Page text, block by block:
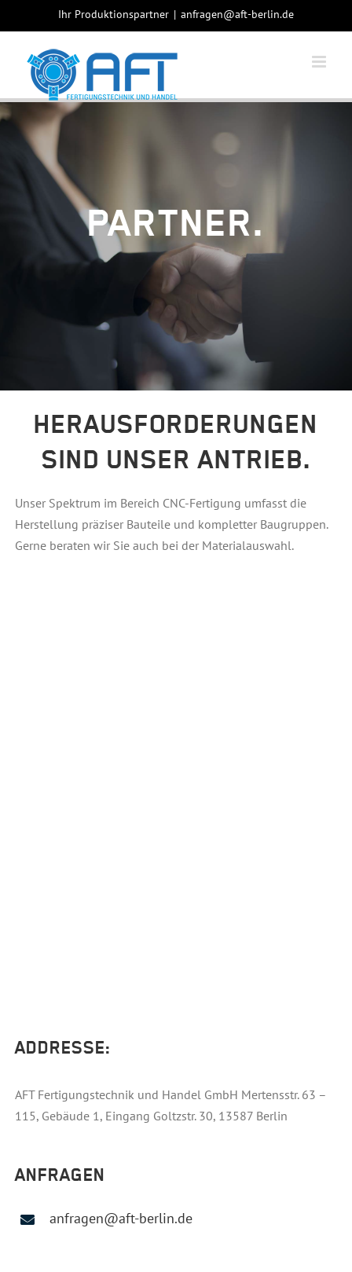
to
content
Ihr Produktionspartner | anfragen@aft-berlin.de
PARTNER.
HERAUSFORDERUNGEN
SIND UNSER ANTRIEB.
Unser Spektrum im Bereich CNC-Fertigung umfasst die
Herstellung präziser Bauteile und kompletter Baugruppen.
Gerne beraten wir Sie auch bei der Materialauswahl.
ADDRESSE:
AFT Fertigungstechnik und Handel GmbH Mertensstr. 63 –
115, Gebäude 1, Eingang Goltzstr. 30, 13587 Berlin
ANFRAGEN
anfragen@aft-berlin.de